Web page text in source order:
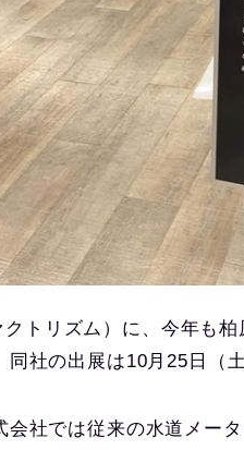
トリズム）に、今年も
同社の出展は10月25日（
会社では従来の水道メー